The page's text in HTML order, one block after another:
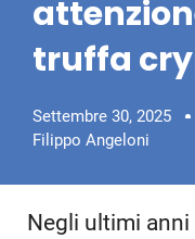
truffa
Settembre 30, 2025
Filippo Angeloni
Negli ultimi